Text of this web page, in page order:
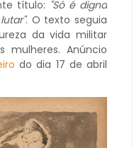
título: "Só é digna
. O texto seguia
da vida militar
mulheres. Anúncio
do dia 17 de abril